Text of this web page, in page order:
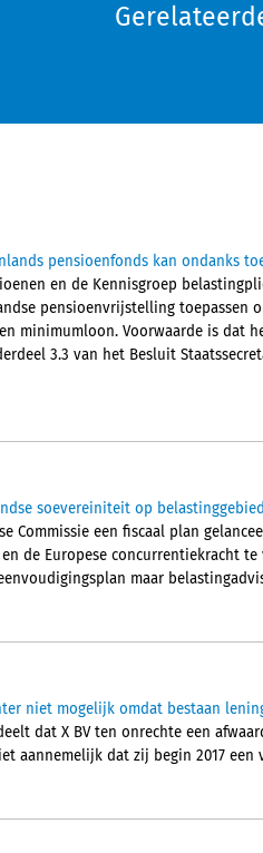
pensioenfonds kan ondanks
en de Kennisgroep
pensioenvrijstelling toepassen
minimumloon. Voorwaarde is dat
3.3 van het Besluit
soevereiniteit op
Commissie een fiscaal plan
de Europese concurrentiekracht
maar
niet mogelijk omdat bestaan
dat X BV ten onrechte een
aannemelijk dat zij begin 2017 een